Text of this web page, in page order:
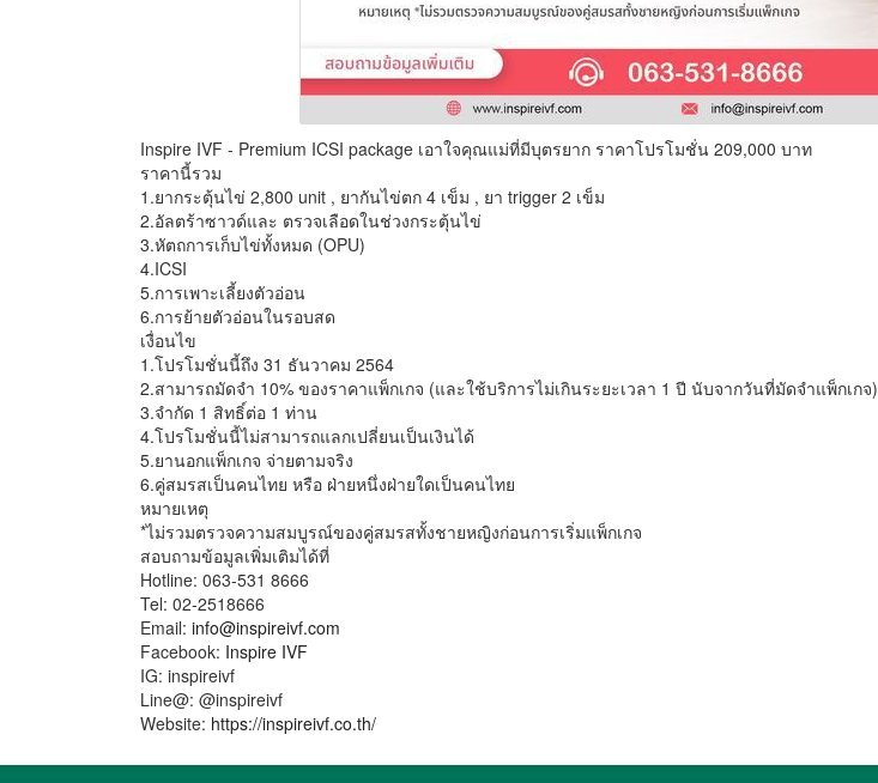
Inspire IVF - Premium ICSI package เอาใจคุณแม่ที่มีบุตรยาก ราคาโปรโมชั่น 209,000 บาท
ราคานี้รวม
1.ยากระตุ้นไข่ 2,800 unit , ยากันไข่ตก 4 เข็ม , ยา trigger 2 เข็ม
2.อัลตร้าซาวด์และ ตรวจเลือดในช่วงกระตุ้นไข่
3.หัตถการเก็บไข่ทั้งหมด (OPU)
4.ICSI
5.การเพาะเลี้ยงตัวอ่อน
6.การย้ายตัวอ่อนในรอบสด
เงื่อนไข
1.โปรโมชั่นนี้ถึง 31 ธันวาคม 2564
2.สามารถมัดจำ 10% ของราคาแพ็กเกจ (และใช้บริการไม่เกินระยะเวลา 1 ปี นับจากวันที่มัดจำแพ็กเกจ)
3.จำกัด 1 สิทธิ์ต่อ 1 ท่าน
4.โปรโมชั่นนี้ไม่สามารถแลกเปลี่ยนเป็นเงินได้
5.ยานอกแพ็กเกจ จ่ายตามจริง
6.คู่สมรสเป็นคนไทย หรือ ฝ่ายหนึ่งฝ่ายใดเป็นคนไทย
หมายเหตุ
*ไม่รวมตรวจความสมบูรณ์ของคู่สมรสทั้งชายหญิงก่อนการเริ่มแพ็กเกจ
สอบถามข้อมูลเพิ่มเติมได้ที่
Hotline: 063-531 8666
Tel: 02-2518666
Email: info@inspireivf.com
Facebook: Inspire IVF
IG: inspireivf
Line@: @inspireivf
Website: https://inspireivf.co.th/